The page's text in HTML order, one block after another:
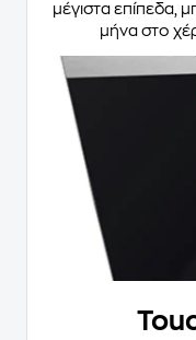
μέγιστα επίπεδα,
μήνα στο